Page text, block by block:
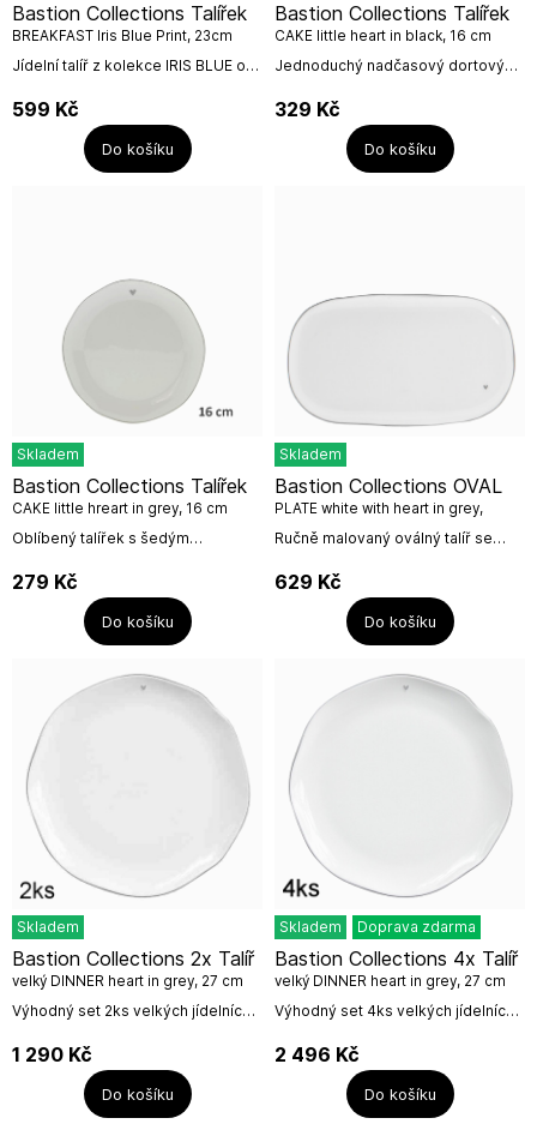
Jídelní talíř z kolekce IRIS BLUE o
sbírku v modré kolekci s klasickou
kolekcí a vytvořte si jedinečný...
Bastion Collections Talířek
BREAKFAST Iris Blue Print, 23cm
599 Kč
Do košíku
Jednoduchý nadčasový dortový
Bastion Collections.Materiál:
keramikaVhodné do myčky
Bastion Collections Talířek
CAKE little heart in black, 16 cm
329 Kč
Do košíku
Skladem
Oblíbený talířek s šedým
malovanou linkou a srdíčkem v
šedé barvě od holandské firmy
Bastion Collections Talířek
CAKE little hreart in grey, 16 cm
279 Kč
Do košíku
Skladem
Ručně malovaný oválný talíř se
polévkové mísy BC a na kousek
chleba nebo jako jídelní talíř.Lze...
Bastion Collections OVAL
PLATE white with heart in grey,
15x26cm
629 Kč
Do košíku
Skladem
Výhodný set 2ks velkých jídelních
šedou tenkou linkou od holandské
firmy Bastion...
Bastion Collections 2x Talíř
velký DINNER heart in grey, 27 cm
1 290 Kč
Do košíku
Skladem Doprava zdarma
Výhodný set 4ks velkých jídelních
šedou tenkou linkou od holandské
firmy Bastion...
Bastion Collections 4x Talíř
velký DINNER heart in grey, 27 cm
2 496 Kč
Do košíku